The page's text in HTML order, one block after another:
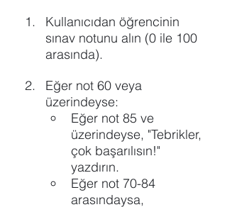
Kullanıcıdan öğrencinin
sınav notunu alın (0 ile 100
arasında).
Eğer not 60 veya
üzerindeyse:
Eğer not 85 ve
üzerindeyse, "Tebrikler,
çok başarılısın!"
yazdırın.
Eğer not 70-84
arasındaysa,